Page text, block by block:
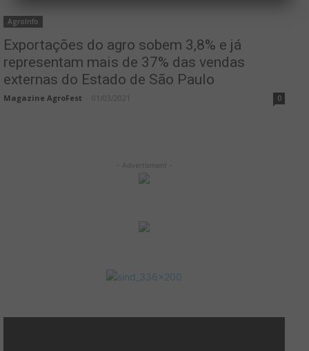
AgroInfo
Exportações do agro sobem 3,8% e já
representam mais de 37% das vendas
externas do Estado de São Paulo
Magazine AgroFest 01/03/2021 0
- Advertisment -